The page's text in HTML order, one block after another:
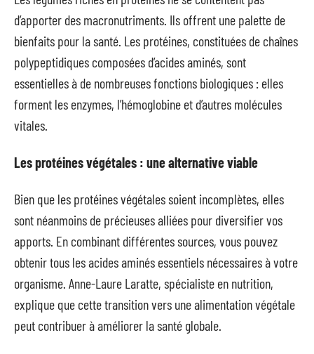
d’apporter des macronutriments. Ils offrent une palette de
bienfaits pour la santé. Les protéines, constituées de chaînes
polypeptidiques composées d’acides aminés, sont
essentielles à de nombreuses fonctions biologiques : elles
forment les enzymes, l’hémoglobine et d’autres molécules
vitales.
Les protéines végétales : une alternative viable
Bien que les protéines végétales soient incomplètes, elles
sont néanmoins de précieuses alliées pour diversifier vos
apports. En combinant différentes sources, vous pouvez
obtenir tous les acides aminés essentiels nécessaires à votre
organisme. Anne-Laure Laratte, spécialiste en nutrition,
explique que cette transition vers une alimentation végétale
peut contribuer à améliorer la santé globale.